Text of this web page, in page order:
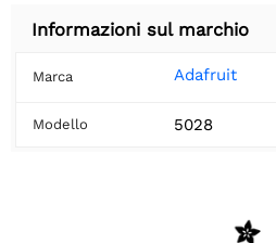
Informazioni sul marchio
Marca Adafruit
Modello 5028